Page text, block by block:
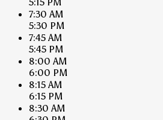
7:30 AM
5:30 PM
7:45 AM
5:45 PM
8:00 AM
6:00 PM
8:15 AM
6:15 PM
8:30 AM